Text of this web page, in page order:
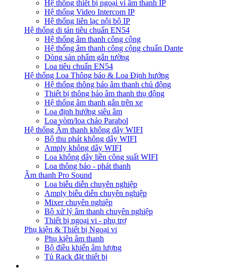
Hệ thống thiết bị ngoại vi âm thanh IP
Hệ thống Video Intercom IP
Hệ thống liên lạc nội bộ IP
Hệ thống di tản tiêu chuẩn EN54
Hệ thống âm thanh công cộng
Hệ thống âm thanh công cộng chuẩn Dante
Dòng sản phẩm gắn tường
Loa tiêu chuẩn EN54
Hệ thống Loa Thông báo & Loa Định hướng
Hệ thống thông báo âm thanh chủ động
Thiết bị thông báo âm thanh thụ động
Hệ thống âm thanh gắn trên xe
Loa định hướng siêu âm
Loa vòm/loa chảo Parabol
Hệ thống Âm thanh không dây WIFI
Bộ thu phát không dây WIFI
Amply không dây WIFI
Loa không dây liền công suất WIFI
Loa thông báo - phát thanh
Âm thanh Pro Sound
Loa biễu diễn chuyên nghiệp
Amply biễu diễn chuyên nghiệp
Mixer chuyên nghiệp
Bộ xử lý âm thanh chuyên nghiệp
Thiết bị ngoại vi - phụ trợ
Phụ kiện & Thiết bị Ngoại vi
Phụ kiện âm thanh
Bộ điều khiển âm lượng
Tủ Rack đặt thiết bị